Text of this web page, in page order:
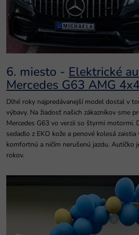
6. miesto - Elektrické
Mercedes G63 AMG
Dlhé roky najpredávanejší model dostal v
výbavy. Na žiadosť našich zákazníkov sme
Mercedes G63 vo verzii so štyrmi motormi.
sedadlo z EKO kože a penové kolesá
komfortnú a ničím nerušenú jazdu. Autíčko
rokov.